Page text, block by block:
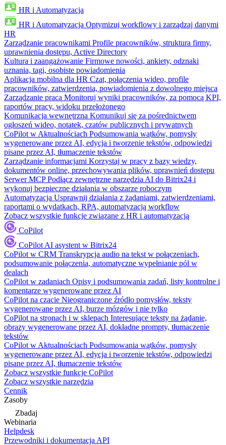
HR i Automatyzacja
HR i Automatyzacja Optymizuj workflowy i zarządzaj danymi
HR
Zarządzanie pracownikami Profile pracowników, struktura firmy,
uprawnienia dostępu, Active Directory
Kultura i zaangażowanie Firmowe nowości, ankiety, odznaki
uznania, tagi, osobiste powiadomienia
Aplikacja mobilna dla HR Czat, połączenia wideo, profile
pracowników, zatwierdzenia, powiadomienia z dowolnego miejsca
Zarządzanie pracą Monitoruj wyniki pracowników, za pomocą KPI,
raportów pracy, widoku przełożonego
Komunikacja wewnętrzna Komunikuj się za pośrednictwem
ogłoszeń wideo, notatek, czatów publicznych i prywatnych
CoPilot w Aktualnościach Podsumowania wątków, pomysły
wygenerowane przez AI, edycja i tworzenie tekstów, odpowiedzi
pisane przez AI, tłumaczenie tekstów
Zarządzanie informacjami Korzystaj w pracy z bazy wiedzy,
dokumentów online, przechowywania plików, uprawnień dostępu
Serwer MCP Podłącz zewnętrzne narzędzia AI do Bitrix24 i
wykonuj bezpieczne działania w obszarze roboczym
Automatyzacja Usprawnij działania z żądaniami, zatwierdzeniami,
raportami o wydatkach, RPA, automatyzacją workflow
Zobacz wszystkie funkcje związane z HR i automatyzacją
CoPilot
CoPilot AI asystent w Bitrix24
CoPilot w CRM Transkrypcja audio na tekst w połączeniach,
podsumowanie połączenia, automatyczne wypełnianie pól w
dealach
CoPilot w zadaniach Opisy i podsumowania zadań, listy kontrolne i
komentarze wygenerowane przez AI
CoPilot na czacie Nieograniczone źródło pomysłów, teksty
wygenerowane przez AI, burze mózgów i nie tylko
CoPilot na stronach i w sklepach Interesujące teksty na żądanie,
obrazy wygenerowane przez AI, dokładne prompty, tłumaczenie
tekstów
CoPilot w Aktualnościach Podsumowania wątków, pomysły
wygenerowane przez AI, edycja i tworzenie tekstów, odpowiedzi
pisane przez AI, tłumaczenie tekstów
Zobacz wszystkie funkcje CoPilot
Zobacz wszystkie narzędzia
Cennik
Zasoby
Zbadaj
Webinaria
Helpdesk
Przewodniki i dokumentacja API